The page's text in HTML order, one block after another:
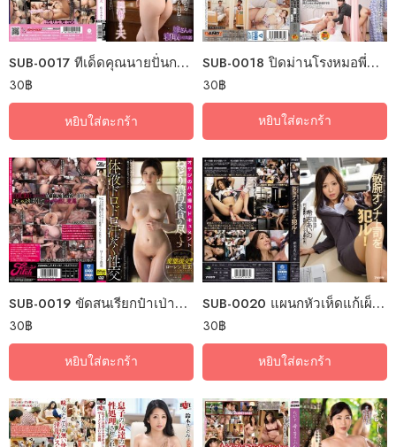
SUB-0017 ทีเด็ดคุณนายปั่นกระจายคนสู้ชีวิต
30฿
หยิบใส่ตะกร้า
SUB-0018 ปิดม่านโรงหมอพี่ขอไอซีเย
30฿
หยิบใส่ตะกร้า
SUB-0019 ขัดสนเรียกป๋าเป่าคาถาสายซัพพอร์ท
30฿
หยิบใส่ตะกร้า
SUB-0020 แผนกหัวเห็ดแก้เผ็ดผู้จัดการโหด
30฿
หยิบใส่ตะกร้า